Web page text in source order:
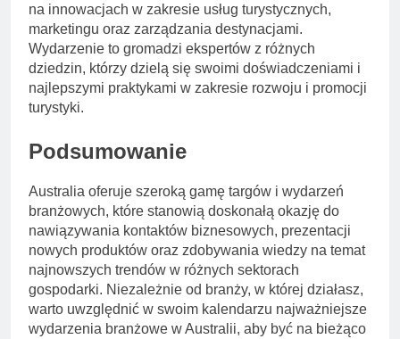
na innowacjach w zakresie usług turystycznych,
marketingu oraz zarządzania destynacjami.
Wydarzenie to gromadzi ekspertów z różnych
dziedzin, którzy dzielą się swoimi doświadczeniami i
najlepszymi praktykami w zakresie rozwoju i promocji
turystyki.
Podsumowanie
Australia oferuje szeroką gamę targów i wydarzeń
branżowych, które stanowią doskonałą okazję do
nawiązywania kontaktów biznesowych, prezentacji
nowych produktów oraz zdobywania wiedzy na temat
najnowszych trendów w różnych sektorach
gospodarki. Niezależnie od branży, w której działasz,
warto uwzględnić w swoim kalendarzu najważniejsze
wydarzenia branżowe w Australii, aby być na bieżąco